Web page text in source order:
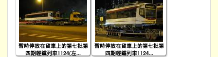
暫時停放在貨車上的第七批第
四期輕鐵列車1124(左...
暫時停放在貨車上的第七批第
四期輕鐵列車1124...